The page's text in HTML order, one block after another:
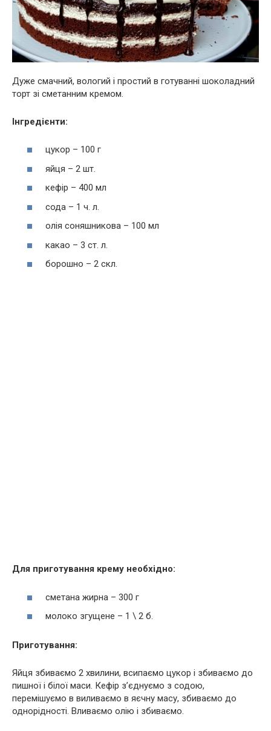
Дуже смачний, вологий і простий в готуванні шоколадний
торт зі сметанним кремом.
Інгредієнти:
цукор – 100 г
яйця – 2 шт.
кефір – 400 мл
сода – 1 ч. л.
олія соняшникова – 100 мл
какао – 3 ст. л.
борошно – 2 скл.
Для приготування крему необхідно:
сметана жирна – 300 г
молоко згущене – 1 \ 2 б.
Приготування:
Яйця збиваємо 2 хвилини, всипаємо цукор і збиваємо до
пишної і білої маси. Кефір з’єднуємо з содою,
перемішуємо в виливаємо в яєчну масу, збиваємо до
однорідності. Вливаємо олію і збиваємо.